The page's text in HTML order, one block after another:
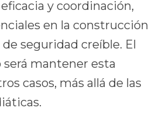
y coordinación,
en la construcción
seguridad creíble. El
mantener esta
casos, más allá de las